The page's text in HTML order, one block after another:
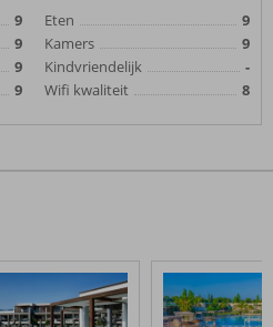
9
9
9
9
Eten
9
Kamers
9
Kindvriendelijk
-
Wifi kwaliteit
8